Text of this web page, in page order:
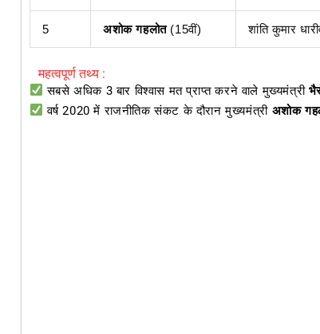
5 अशोक गहलोत(15वीं) शांति कुमार
महत्वपूर्ण तथ्य :
सबसे अधिक 3 बार विश्वास मत प्राप्त करने वाले मुख्यमंत्री
वर्ष 2020 में राजनीतिक संकट के दौरान मुख्यमंत्री अशोक